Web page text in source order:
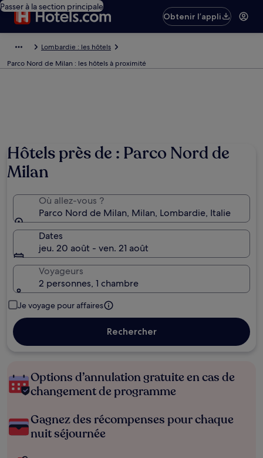
Passer à la section principale
Obtenir l’appli
Lombardie : les hôtels
Parco Nord de Milan : les hôtels à proximité
Hôtels près de : Parco Nord de
Milan
Où allez-vous ?
Parco Nord de Milan, Milan, Lombardie, Italie
Dates
jeu. 20 août - ven. 21 août
Voyageurs
2 personnes, 1 chambre
Je voyage pour affaires
Rechercher
Options d’annulation gratuite en cas de
changement de programme
Gagnez des récompenses pour chaque
nuit séjournée